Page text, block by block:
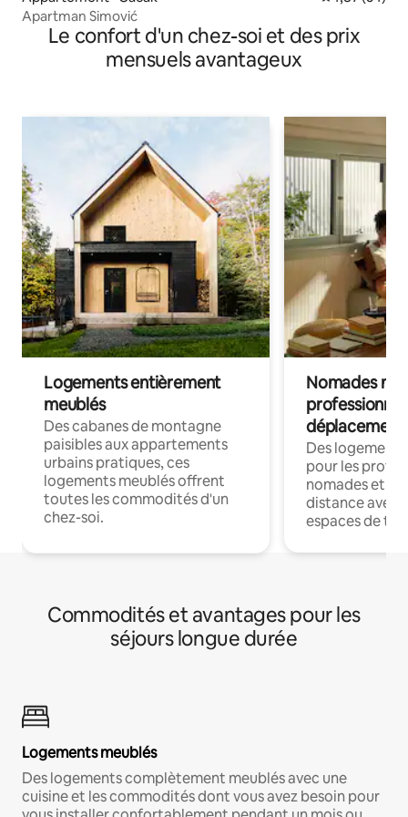
Apartman Simović
Le confort d'un chez-soi et des prix
mensuels avantageux
Logements entièrement
meublés
Des cabanes de montagne
paisibles aux appartements
urbains pratiques, ces
logements meublés offrent
toutes les commodités d'un
chez-soi.
Nomades
déplacement
Des
pour les
nomades et
distance avec
espaces de
Commodités et avantages pour les
séjours longue durée
Logements meublés
Des logements complètement meublés avec une
cuisine et les commodités dont vous avez besoin pour